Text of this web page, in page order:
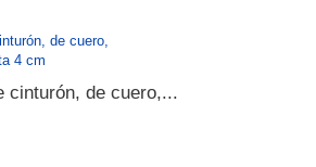
cinturón, de cuero,...